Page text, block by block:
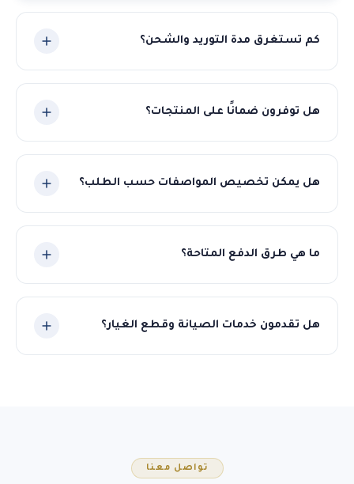
كم تستغرق مدة التوريد والشحن؟
بالمواعيد المتفق عليها ونوفر تتبعاً مستمراً للشحنة.
هل توفرون ضمانًا على المنتجات؟
هل يمكن تخصيص المواصفات حسب الطلب؟
ما هي طرق الدفع المتاحة؟
هل تقدمون خدمات الصيانة وقطع الغيار؟
تواصل معنا